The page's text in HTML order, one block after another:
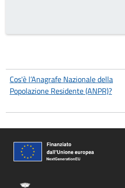
Cos'è l’Anagrafe Nazionale della
Popolazione Residente (ANPR)?